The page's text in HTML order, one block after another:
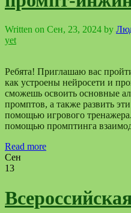
Written on Сен, 23, 2024 by
yet
Ребята! Приглашаю вас
как устроены нейросети и
сможешь освоить основные
промптов, а также развить
помощью игрового
помощью промптинга
Read more
Сен
13